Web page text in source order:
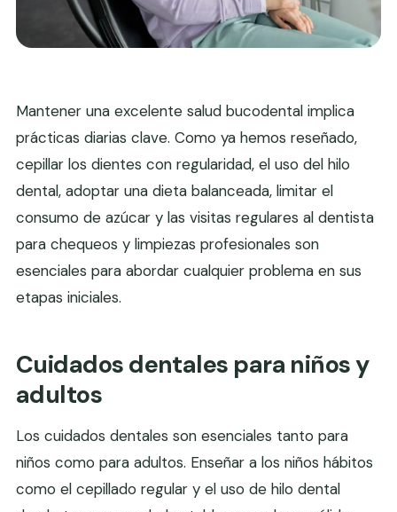
Mantener una excelente salud bucodental implica
prácticas diarias clave. Como ya hemos reseñado,
cepillar los dientes con regularidad, el uso del hilo
dental, adoptar una dieta balanceada, limitar el
consumo de azúcar y las visitas regulares al dentista
para chequeos y limpiezas profesionales son
esenciales para abordar cualquier problema en sus
etapas iniciales.
Cuidados dentales para niños y
adultos
Los cuidados dentales son esenciales tanto para
niños como para adultos. Enseñar a los niños hábitos
como el cepillado regular y el uso de hilo dental